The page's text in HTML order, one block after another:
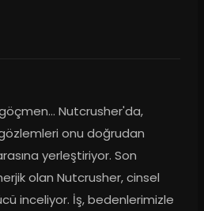
göçmen… Nutcrusher'da,
onu doğrudan
yerleştiriyor. Son
olan Nutcrusher, cinsel
inceliyor. İş, bedenlerimizle